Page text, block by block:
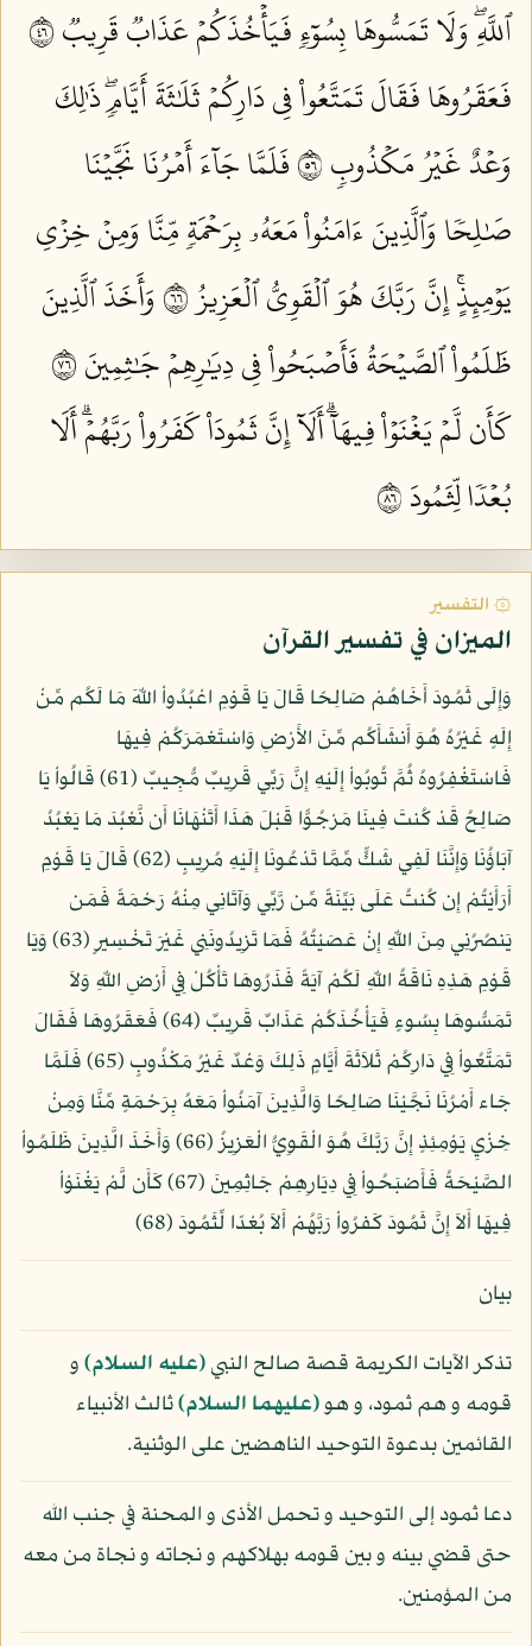
ٱللَّهِۖ وَلَا تَمَسُّوهَا بِسُوٓءٖ فَيَأۡخُذَكُمۡ عَذَابٞ قَرِيبٞ ٦٤
فَعَقَرُوهَا فَقَالَ تَمَتَّعُواْ فِي دَارِكُمۡ ثَلَٰثَةَ أَيَّامٖۖ ذَٰلِكَ
وَعۡدٌ غَيۡرُ مَكۡذُوبٖ ٦٥
فَلَمَّا جَآءَ أَمۡرُنَا نَجَّيۡنَا
صَٰلِحٗا وَٱلَّذِينَ ءَامَنُواْ مَعَهُۥ بِرَحۡمَةٖ مِّنَّا وَمِنۡ خِزۡيِ
يَوۡمِئِذٍۚ إِنَّ رَبَّكَ هُوَ ٱلۡقَوِيُّ ٱلۡعَزِيزُ ٦٦
وَأَخَذَ ٱلَّذِينَ
ظَلَمُواْ ٱلصَّيۡحَةُ فَأَصۡبَحُواْ فِي دِيَٰرِهِمۡ جَٰثِمِينَ ٦٧
كَأَن لَّمۡ يَغۡنَوۡاْ فِيهَآۗ أَلَآ إِنَّ ثَمُودَاْ كَفَرُواْ رَبَّهُمۡۗ أَلَا
بُعۡدٗا لِّثَمُودَ ٦٨
۞ التفسير
الميزان في تفسير القرآن
وَإِلَى ثَمُودَ أَخَاهُمْ صَالِحًا قَالَ يَا قَوْمِ اعْبُدُواْ اللّهَ مَا لَكُم مِّنْ
إِلَهٍ غَيْرُهُ هُوَ أَنشَأَكُم مِّنَ الأَرْضِ وَاسْتَعْمَرَكُمْ فِيهَا
فَاسْتَغْفِرُوهُ ثُمَّ تُوبُواْ إِلَيْهِ إِنَّ رَبِّي قَرِيبٌ مُّجِيبٌ (61) قَالُواْ يَا
صَالِحُ قَدْ كُنتَ فِينَا مَرْجُوًّا قَبْلَ هَذَا أَتَنْهَانَا أَن نَّعْبُدَ مَا يَعْبُدُ
آبَاؤُنَا وَإِنَّنَا لَفِي شَكٍّ مِّمَّا تَدْعُونَا إِلَيْهِ مُرِيبٍ (62) قَالَ يَا قَوْمِ
أَرَأَيْتُمْ إِن كُنتُ عَلَى بَيِّنَةً مِّن رَّبِّي وَآتَانِي مِنْهُ رَحْمَةً فَمَن
يَنصُرُنِي مِنَ اللّهِ إِنْ عَصَيْتُهُ فَمَا تَزِيدُونَنِي غَيْرَ تَخْسِيرٍ (63) وَيَا
قَوْمِ هَذِهِ نَاقَةُ اللّهِ لَكُمْ آيَةً فَذَرُوهَا تَأْكُلْ فِي أَرْضِ اللّهِ وَلاَ
تَمَسُّوهَا بِسُوءٍ فَيَأْخُذَكُمْ عَذَابٌ قَرِيبٌ (64) فَعَقَرُوهَا فَقَالَ
تَمَتَّعُواْ فِي دَارِكُمْ ثَلاَثَةَ أَيَّامٍ ذَلِكَ وَعْدٌ غَيْرُ مَكْذُوبٍ (65) فَلَمَّا
جَاء أَمْرُنَا نَجَّيْنَا صَالِحًا وَالَّذِينَ آمَنُواْ مَعَهُ بِرَحْمَةٍ مِّنَّا وَمِنْ
خِزْيِ يَوْمِئِذٍ إِنَّ رَبَّكَ هُوَ الْقَوِيُّ الْعَزِيزُ (66) وَأَخَذَ الَّذِينَ ظَلَمُواْ
الصَّيْحَةُ فَأَصْبَحُواْ فِي دِيَارِهِمْ جَاثِمِينَ (67) كَأَن لَّمْ يَغْنَوْاْ
فِيهَا أَلاَ إِنَّ ثَمُودَ كَفرُواْ رَبَّهُمْ أَلاَ بُعْدًا لِّثَمُودَ (68)
بيان
تذكر الآيات الكريمة قصة صالح النبي(عليه السلام)و
قومه و هم ثمود، و هو(عليهما السلام)ثالث الأنبياء
القائمين بدعوة التوحيد الناهضين على الوثنية.
دعا ثمود إلى التوحيد و تحمل الأذى و المحنة في جنب الله
حتى قضي بينه و بين قومه بهلاكهم و نجاته و نجاة من معه
من المؤمنين.